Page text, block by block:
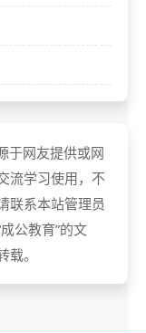
于网友提供或网
流学习使用，不
联系本站管理员
公教育”的文
。